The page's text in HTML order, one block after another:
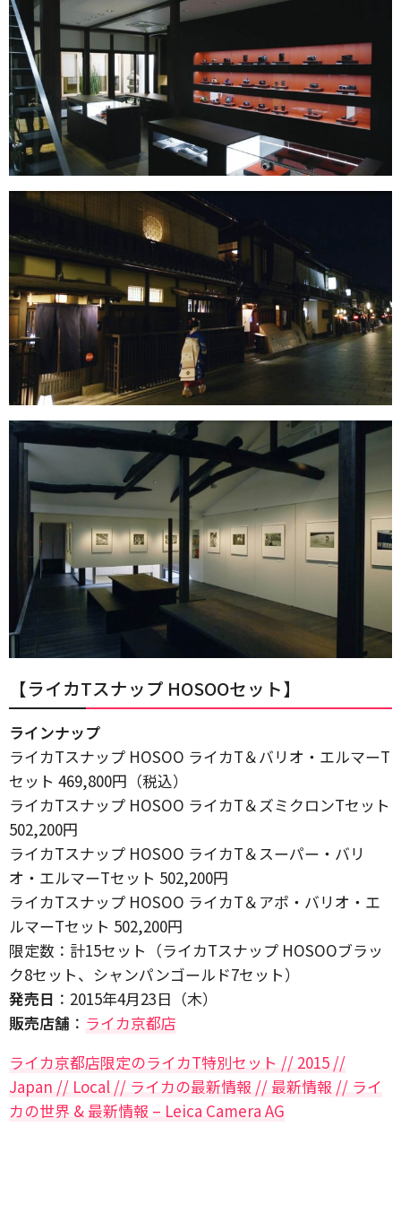
【ライカTスナップ HOSOOセット】
ラインナップ
ライカTスナップ HOSOO ライカT＆バリオ・エルマーT
セット 469,800円（税込）
ライカTスナップ HOSOO ライカT＆ズミクロンTセット
502,200円
ライカTスナップ HOSOO ライカT＆スーパー・バリ
オ・エルマーTセット 502,200円
ライカTスナップ HOSOO ライカT＆アポ・バリオ・エ
ルマーTセット 502,200円
限定数：計15セット（ライカTスナップ HOSOOブラッ
ク8セット、シャンパンゴールド7セット）
発売日 ：2015年4月23日（木）
販売店舗 ： ライカ京都店
ライカ京都店限定のライカT特別セット // 2015 //
Japan // Local // ライカの最新情報 // 最新情報 // ライ
カの世界 & 最新情報 – Leica Camera AG